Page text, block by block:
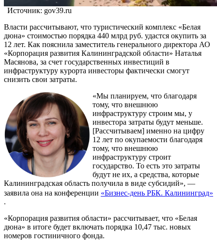
Источник: gov39.ru
Власти рассчитывают, что туристический комплекс «Белая
дюна» стоимостью порядка 440 млрд руб. удастся окупить за
12 лет. Как пояснила заместитель генерального директора АО
«Корпорация развития Калининградской области» Наталья
Масянова, за счет государственных инвестиций в
инфраструктуру курорта инвесторы фактически смогут
снизить свои затраты.
«Мы планируем, что благодаря
тому, что внешнюю
инфраструктуру строим мы, у
инвестора затраты будут меньше.
[Рассчитываем] именно на цифру
12 лет по окупаемости благодаря
тому, что внешнюю
инфраструктуру строит
государство. То есть это затраты
будут не их, а средства, которые
Калининградская область получила в виде субсидий», —
заявила она на конференции «Бизнес-день РБК. Калининград»
.
«Корпорация развития области» рассчитывает, что «Белая
дюна» в итоге будет включать порядка 10,47 тыс. новых
номеров гостиничного фонда.